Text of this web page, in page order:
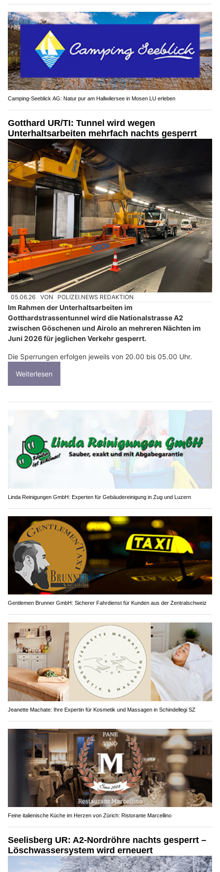
Camping-Seeblick AG: Natur pur am Hallwilersee in Mosen LU erleben
Gotthard UR/TI: Tunnel wird wegen
Unterhaltsarbeiten mehrfach nachts gesperrt
05.06.26 VON POLIZEI.NEWS REDAKTION
Im Rahmen der Unterhaltsarbeiten im
Gotthardstrassentunnel wird die Nationalstrasse A2
zwischen Göschenen und Airolo an mehreren Nächten im
Juni 2026 für jeglichen Verkehr gesperrt.
Die Sperrungen erfolgen jeweils von 20.00 bis 05.00 Uhr.
Weiterlesen
Linda Reinigungen GmbH: Experten für Gebäudereinigung in Zug und Luzern
Gentlemen Brunner GmbH: Sicherer Fahrdienst für Kunden aus der Zentralschweiz
Jeanette Machate: Ihre Expertin für Kosmetik und Massagen in Schindellegi SZ
Feine italienische Küche im Herzen von Zürich: Ristorante Marcellino
Seelisberg UR: A2-Nordröhre nachts gesperrt –
Löschwassersystem wird erneuert